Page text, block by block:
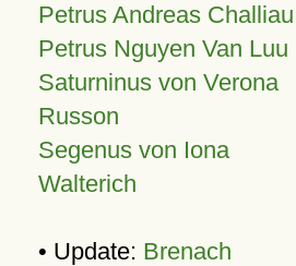
Petrus Andreas Challiau
Petrus Nguyen Van Luu
Saturninus von Verona
Russon
Segenus von Iona
Walterich
• Update: Brenach